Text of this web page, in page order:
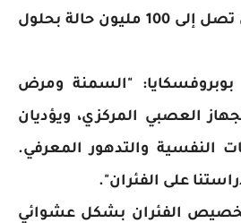
والتي من المتوقع أن تصل إلى 100 مليون حالة بحلول
بوبروفسكايا: "السمنة ومرض
العصبي المركزي، ويؤديان
النفسية والتدهور المعرفي.
على الفئران".
الفئران بشكل عشوائي